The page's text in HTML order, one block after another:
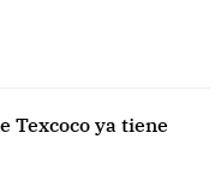
Texcoco ya tiene